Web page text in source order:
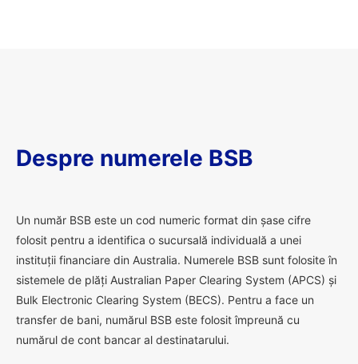
Despre numerele BSB
Un număr BSB este un cod numeric format din șase cifre
folosit pentru a identifica o sucursală individuală a unei
instituții financiare din Australia. Numerele BSB sunt folosite în
sistemele de plăți Australian Paper Clearing System (APCS) și
Bulk Electronic Clearing System (BECS). Pentru a face un
transfer de bani, numărul BSB este folosit împreună cu
numărul de cont bancar al destinatarului.